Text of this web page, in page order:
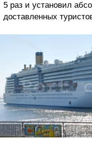
5 раз и установил
доставленных